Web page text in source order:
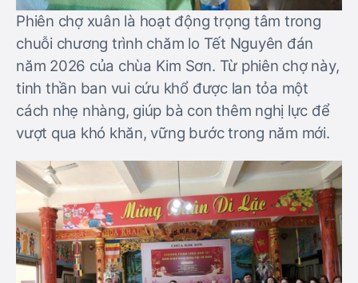
Phiên chợ xuân là hoạt động trọng tâm trong
chuỗi chương trình chăm lo Tết Nguyên đán
năm 2026 của chùa Kim Sơn. Từ phiên chợ này,
tinh thần ban vui cứu khổ được lan tỏa một
cách nhẹ nhàng, giúp bà con thêm nghị lực để
vượt qua khó khăn, vững bước trong năm mới.